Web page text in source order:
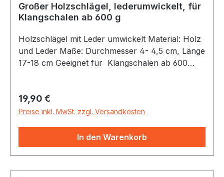
Großer Holzschlägel, lederumwickelt, für
Klangschalen ab 600 g
Holzschlägel mit Leder umwickelt Material: Holz
und Leder Maße: Durchmesser 4- 4,5 cm, Länge
17-18 cm Geeignet für Klangschalen ab 600
Klangschalen zu reiben. Der gedrechselte Griff
ist angenehm geformt und erleichtert das
Regulärer Preis:
19,90 €
Preise inkl. MwSt. zzgl. Versandkosten
In den Warenkorb